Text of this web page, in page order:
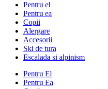
Pentru el
Pentru ea
Copii
Alergare
Accesorii
Ski de tura
Escalada si alpinism
Pentru El
Pentru Ea